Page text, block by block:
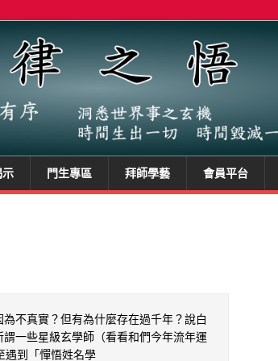
門生專區 拜師學藝 會員平台
不真實？但有為什麼存在過千年？說白
一些星級玄學師（看看和們今年流年運
遇到「憚悟姓名學